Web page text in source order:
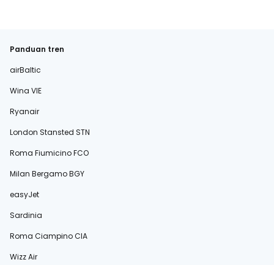
Panduan tren
airBaltic
Wina VIE
Ryanair
London Stansted STN
Roma Fiumicino FCO
Milan Bergamo BGY
easyJet
Sardinia
Roma Ciampino CIA
Wizz Air